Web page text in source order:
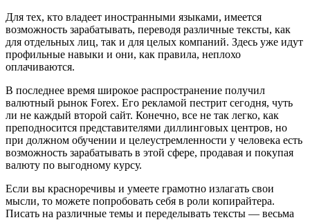
Для тех, кто владеет иностранными языками, имеется
возможность зарабатывать, переводя различные тексты, как
для отдельных лиц, так и для целых компаний. Здесь уже идут
профильные навыки и они, как правила, неплохо
оплачиваются.
В последнее время широкое распространение получил
валютный рынок Forex. Его рекламой пестрит сегодня, чуть
ли не каждый второй сайт. Конечно, все не так легко, как
преподносится представителями диллинговых центров, но
при должном обучении и целеустремленности у человека есть
возможность зарабатывать в этой сфере, продавая и покупая
валюту по выгодному курсу.
Если вы красноречивы и умеете грамотно излагать свои
мысли, то можете попробовать себя в роли копирайтера.
Писать на различные темы и переделывать тексты — весьма